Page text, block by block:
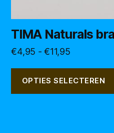
TIMA Naturals
€4,95 - €11,95Prijsklasse:
tot
€11,95
OPTIES SELECTEREN